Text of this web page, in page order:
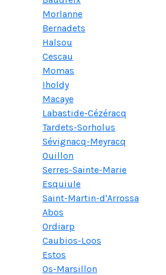
Morlanne
Bernadets
Halsou
Cescau
Momas
Iholdy
Macaye
Labastide-Cézéracq
Tardets-Sorholus
Sévignacq-Meyracq
Ouillon
Serres-Sainte-Marie
Esquiule
Saint-Martin-d'Arrossa
Abos
Ordiarp
Caubios-Loos
Estos
Os-Marsillon